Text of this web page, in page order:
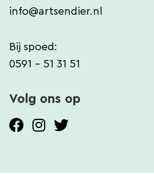
info@artsendier.nl
Bij spoed:
0591 - 51 31 51
Volg ons op